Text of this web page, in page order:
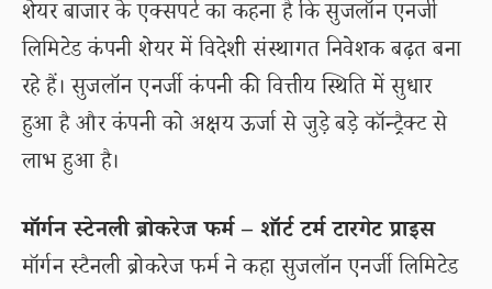
शेयर बाजार के एक्सपर्ट का कहना है कि सुजलॉन एनर्जी
लिमिटेड कंपनी शेयर में विदेशी संस्थागत निवेशक बढ़त बना
रहे हैं। सुजलॉन एनर्जी कंपनी की वित्तीय स्थिति में सुधार
हुआ है और कंपनी को अक्षय ऊर्जा से जुड़े बड़े कॉन्ट्रैक्ट से
लाभ हुआ है।
मॉर्गन स्टेनली ब्रोकरेज फर्म – शॉर्ट टर्म टारगेट प्राइस
मॉर्गन स्टैनली ब्रोकरेज फर्म ने कहा सुजलॉन एनर्जी लिमिटेड